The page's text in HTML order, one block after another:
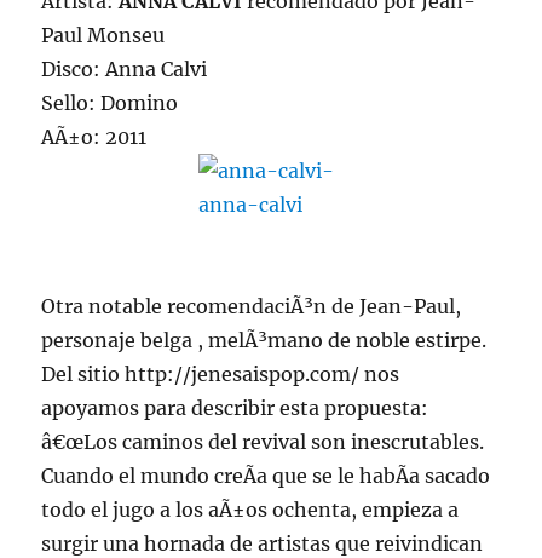
Paul Monseu
Disco: Anna Calvi
Sello: Domino
AÃ±o: 2011
Otra notable recomendaciÃ³n de Jean-Paul,
personaje belga , melÃ³mano de noble estirpe.
Del sitio http://jenesaispop.com/ nos
apoyamos para describir esta propuesta:
â€œLos caminos del revival son inescrutables.
Cuando el mundo creÃ­a que se le habÃ­a sacado
todo el jugo a los aÃ±os ochenta, empieza a
surgir una hornada de artistas que reivindican